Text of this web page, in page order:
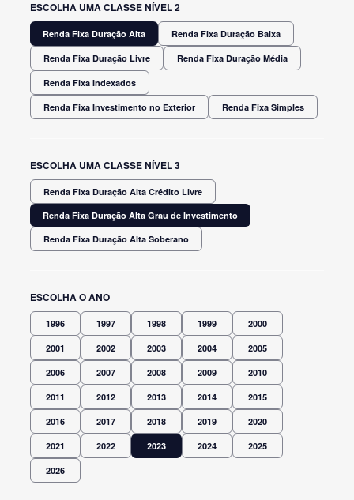
ESCOLHA UMA CLASSE NÍVEL 2
Renda Fixa Duração Alta Renda Fixa Duração Baixa
Renda Fixa Duração Livre Renda Fixa Duração Média
Renda Fixa Indexados
Renda Fixa Investimento no Exterior Renda Fixa Simples
ESCOLHA UMA CLASSE NÍVEL 3
Renda Fixa Duração Alta Crédito Livre
Renda Fixa Duração Alta Grau de Investimento
Renda Fixa Duração Alta Soberano
ESCOLHA O ANO
1996 1997 1998 1999 2000
2001 2002 2003 2004 2005
2006 2007 2008 2009 2010
2011 2012 2013 2014 2015
2016 2017 2018 2019 2020
2021 2022 2023 2024 2025
2026